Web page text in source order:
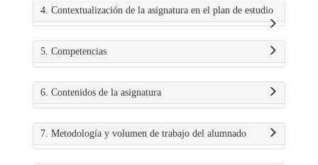
4. Contextualización de la asignatura en el plan de estudio
5. Competencias
6. Contenidos de la asignatura
7. Metodología y volumen de trabajo del alumnado